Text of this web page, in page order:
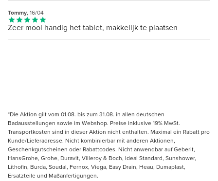
Tommy, 16/04
Zeer mooi handig het tablet, makkelijk te plaatsen
*Die Aktion gilt vom 01.08. bis zum 31.08. in allen deutschen
Badausstellungen sowie im Webshop. Preise inklusive 19% MwSt.
Transportkosten sind in dieser Aktion nicht enthalten. Maximal ein Rabatt pro
Kunde/Lieferadresse. Nicht kombinierbar mit anderen Aktionen,
Geschenkgutscheinen oder Rabattcodes. Nicht anwendbar auf Geberit,
HansGrohe, Grohe, Duravit, Villeroy & Boch, Ideal Standard, Sunshower,
Lithofin, Burda, Soudal, Fernox, Viega, Easy Drain, Heau, Dumaplast,
Ersatzteile und Maßanfertigungen.